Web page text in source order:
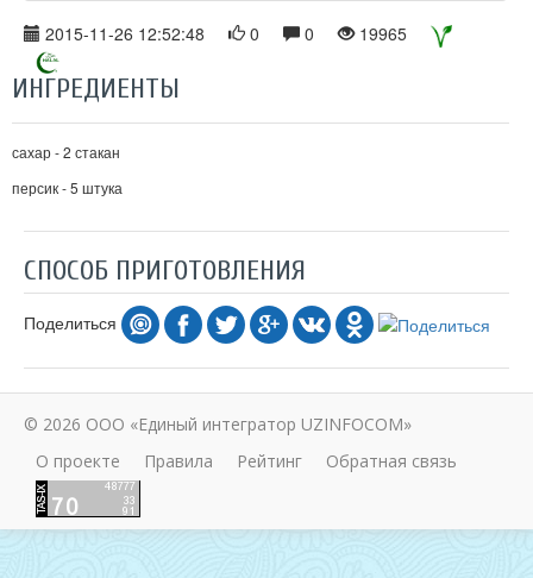
2015-11-26 12:52:48 0 0 19965
ИНГРЕДИЕНТЫ
сахар - 2 стакан
персик - 5 штука
СПОСОБ ПРИГОТОВЛЕНИЯ
Поделиться
© 2026 ООО «Единый интегратор UZINFOCOM»
О проекте
Правила Рейтинг Обратная связь